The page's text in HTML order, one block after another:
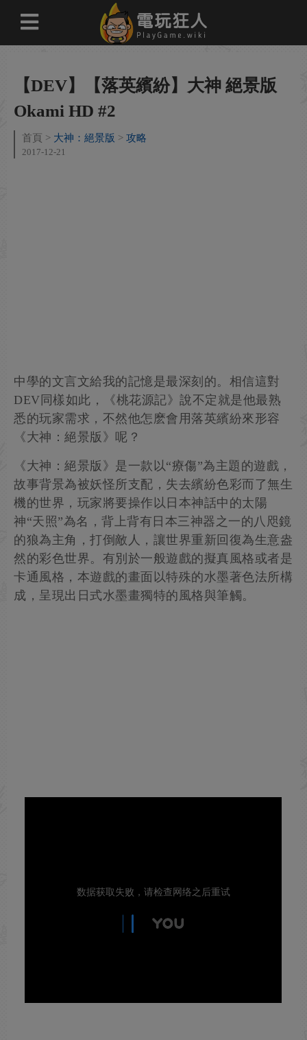
【DEV】【落英繽紛】大神 絕景版
Okami HD #2
首頁 大神：絕景版 攻略
2017-12-21
中學的文言文給我的記憶是最深刻的。相信這對
DEV同樣如此，《桃花源記》說不定就是他最熟
悉的玩家需求，不然他怎麽會用落英繽紛來形容
《大神：絕景版》呢？
《大神：絕景版》是一款以“療傷”為主題的遊戲，
故事背景為被妖怪所支配，失去繽紛色彩而了無生
機的世界，玩家將要操作以日本神話中的太陽
神“天照”為名，背上背有日本三神器之一的八咫鏡
的狼為主角，打倒敵人，讓世界重新回復為生意盎
然的彩色世界。有別於一般遊戲的擬真風格或者是
卡通風格，本遊戲的畫面以特殊的水墨著色法所構
成，呈現出日式水墨畫獨特的風格與筆觸。